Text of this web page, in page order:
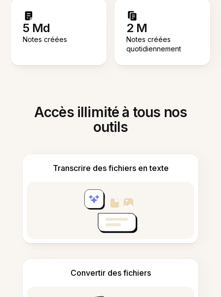
5 Md
Notes créées
2 M
Notes créées
quotidiennement
Accès illimité à tous nos
outils
Transcrire des fichiers en texte
Convertir des fichiers